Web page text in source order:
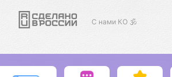
С нами КО 🕉️